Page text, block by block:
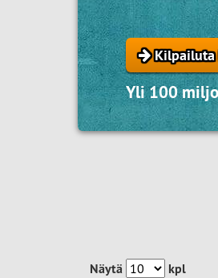
Kilpailuta
Yli 100
Näytä
kpl